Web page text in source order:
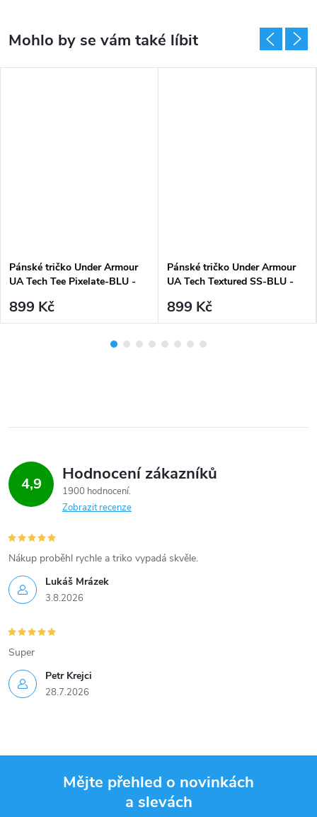
Pánské tričko Under Armour
UA Tech Tee Pixelate-BLU -
899 Kč
Pánské tričko Under Armour
UA Tech Textured SS-BLU -
899 Kč
4,9 Hodnocení zákazníků
1900 hodnocení
Zobrazit recenze
Lukáš Mrázek
3.8.2026
Nákup proběhl rychle a triko vypadá skvěle.
Petr Krejci
28.7.2026
Super
Mějte přehled o novinkách
a slevách